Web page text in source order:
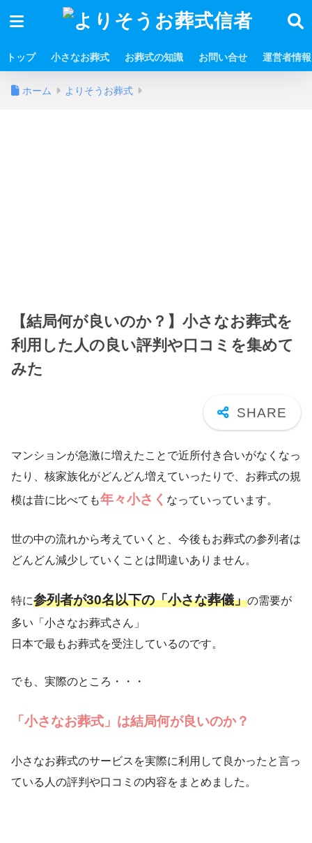
トップ 小さなお葬式 お葬式の知識 お問い合せ 運営者情報
ホーム よりそうお葬式
【結局何が良いのか？】小さなお葬式を
利用した人の良い評判や口コミを集めて
みた
マンションが急激に増えたことで近所付き合いがなくなっ
たり、核家族化がどんどん増えていったりで、お葬式の規
模は昔に比べても年々小さく なっていっています。
世の中の流れから考えていくと、今後もお葬式の参列者は
どんどん減少していくことは間違いありません。
特に参列者が30名以下の「小さな葬儀」の需要が
多い「小さなお葬式さん」
日本で最もお葬式を受注しているのです。
でも、実際のところ・・・
「小さなお葬式」は結局何が良いのか？
小さなお葬式のサービスを実際に利用して良かったと言っ
ている人の評判や口コミの内容をまとめました。